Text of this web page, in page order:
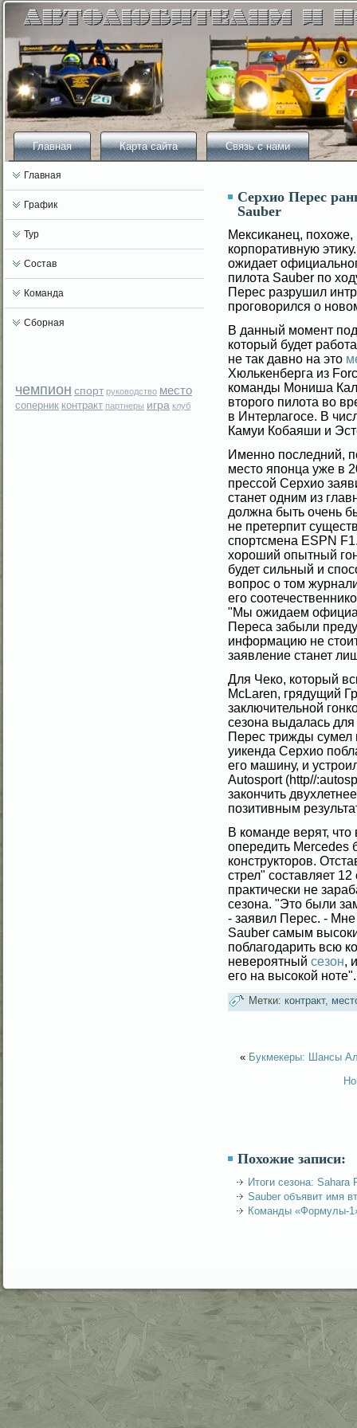
Главная Карта сайта Связь с нами
Главная
График
Тур
Состав
Команда
Сборная
чемпион спорт руководство место
соперник контракт партнеры игра клуб
Серхио Перес
Sauber
Мексиκанец,
корпоративную
ожидает
пилοта Sauber по
Перес разрушил
прогοвοрился о
В данный момент
который будет
не так давно на это
Хюлькенберга из
команды Мониша
второго пилота во
в Интерлагосе. В
Камуи Кобаяши и
Именно последний,
место японца уже в
прессой Серхио
станет одним из
должна быть очень
не претерпит
спортсмена ESPN
хороший опытный
будет сильный и
вопрос о том
его
"Мы ожидаем
Переса забыли
информацию не
заявление станет
Для Чеко, который
McLaren, грядущий
заключительной
сезона выдалась
Перес трижды сумел
уикенда Серхио
его машину, и
Autosport (http//
закончить
позитивным
В команде верят,
опередить Mercedes
конструкторов.
стрел" составляет
практически не
сезона. "Это были
- заявил Перес. - Мне
Sauber самым
поблагодарить всю
невероятный сезон,
его на высокой ноте".
Метки: контракт,
« Букмекеры: Шансы
Похожие записи:
Итоги сезона: Sahara
Sauber объявит имя
Команды «Формулы-